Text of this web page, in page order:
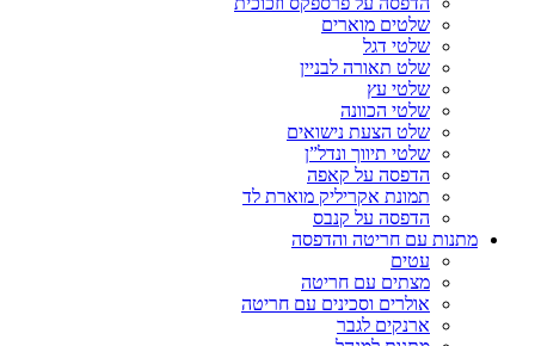
שלטים מוארים
שלטי דגל
שלט תאורה לבניין
שלטי עץ
שלטי הכוונה
שלט הצעת נישואים
שלטי תיווך ונדל”ן
הדפסה על קאפה
תמונת אקריליק מוארת לד
הדפסה על קנבס
מתנות עם חריטה והדפסה
עטים
מצתים עם חריטה
אולרים וסכינים עם חריטה
ארנקים לגבר